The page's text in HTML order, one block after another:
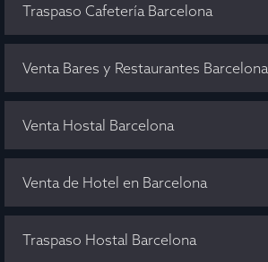
Traspaso Cafetería Barcelona
Venta Bares y Restaurantes Barcelona
Venta Hostal Barcelona
Venta de Hotel en Barcelona
Traspaso Hostal Barcelona